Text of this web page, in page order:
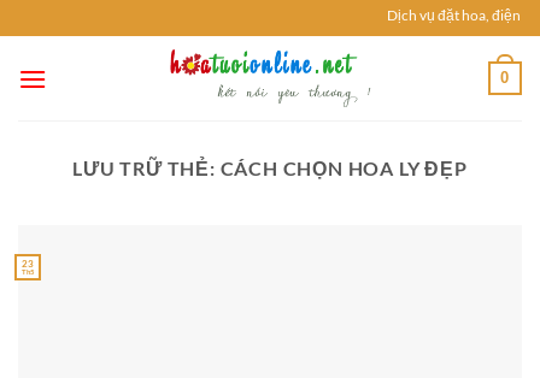
đến
nội
Dịch vụ đặt hoa, điện
0
LƯU TRỮ THẺ: CÁCH CHỌN HOA LY ĐẸP
23
Th5